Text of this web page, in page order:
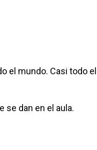
el mundo. Casi todo el
se dan en el aula.